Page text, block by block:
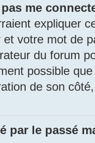
me
expliquer
et votre mot de
du forum
possible
de son
par le passé